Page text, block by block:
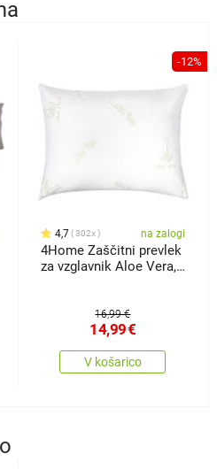
-12%
4,7 302x na zalogi
4Home Zaščitni prevlek
za vzglavnik Aloe Vera,
16,99 €
14,99€
V košarico